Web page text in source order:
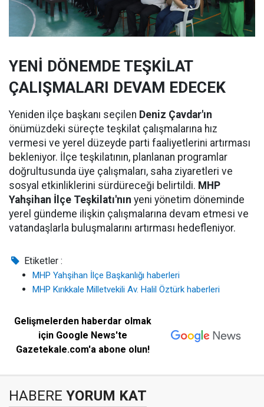
YENİ DÖNEMDE TEŞKİLAT
ÇALIŞMALARI DEVAM EDECEK
Yeniden ilçe başkanı seçilen Deniz Çavdar'ın
önümüzdeki süreçte teşkilat çalışmalarına hız
vermesi ve yerel düzeyde parti faaliyetlerini artırması
bekleniyor. İlçe teşkilatının, planlanan programlar
doğrultusunda üye çalışmaları, saha ziyaretleri ve
sosyal etkinliklerini sürdüreceği belirtildi. MHP
Yahşihan İlçe Teşkilatı'nın yeni yönetim döneminde
yerel gündeme ilişkin çalışmalarına devam etmesi ve
vatandaşlarla buluşmalarını artırması hedefleniyor.
Etiketler :
MHP Yahşihan İlçe Başkanlığı haberleri
MHP Kırıkkale Milletvekili Av. Halil Öztürk haberleri
Gelişmelerden haberdar olmak
için Google News'te
Gazetekale.com'a abone olun!
HABERE YORUM KAT